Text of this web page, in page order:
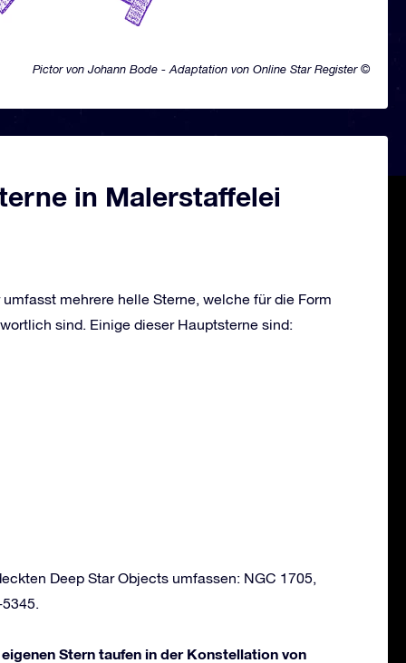
Pictor von Johann Bode - Adaptation von Online Star Register ©
in Malerstaffelei
mehrere helle Sterne, welche für die Form
sind. Einige dieser Hauptsterne sind:
Deep Star Objects umfassen: NGC 1705,
Stern taufen in der Konstellation von